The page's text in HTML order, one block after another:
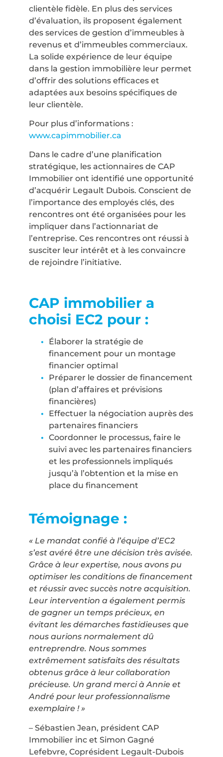
clientèle fidèle. En plus des services
d’évaluation, ils proposent également
des services de gestion d’immeubles à
revenus et d’immeubles commerciaux.
La solide expérience de leur équipe
dans la gestion immobilière leur permet
d’offrir des solutions efficaces et
adaptées aux besoins spécifiques de
leur clientèle.
Pour plus d’informations :
www.capimmobilier.ca
Dans le cadre d’une planification
stratégique, les actionnaires de CAP
Immobilier ont identifié une opportunité
d’acquérir Legault Dubois. Conscient de
l’importance des employés clés, des
rencontres ont été organisées pour les
impliquer dans l’actionnariat de
l’entreprise. Ces rencontres ont réussi à
susciter leur intérêt et à les convaincre
de rejoindre l’initiative.
CAP immobilier a
choisi EC2 pour :
Élaborer la stratégie de
financement pour un montage
financier optimal
Préparer le dossier de financement
(plan d’affaires et prévisions
financières)
Effectuer la négociation auprès des
partenaires financiers
Coordonner le processus, faire le
suivi avec les partenaires financiers
et les professionnels impliqués
jusqu’à l’obtention et la mise en
place du financement
Témoignage :
« Le mandat confié à l’équipe d’EC2
s’est avéré être une décision très avisée.
Grâce à leur expertise, nous avons pu
optimiser les conditions de financement
et réussir avec succès notre acquisition.
Leur intervention a également permis
de gagner un temps précieux, en
évitant les démarches fastidieuses que
nous aurions normalement dû
entreprendre. Nous sommes
extrêmement satisfaits des résultats
obtenus grâce à leur collaboration
précieuse. Un grand merci à Annie et
André pour leur professionnalisme
exemplaire ! »
– Sébastien Jean, président CAP
Immobilier inc et Simon Gagné
Lefebvre, Coprésident Legault-Dubois